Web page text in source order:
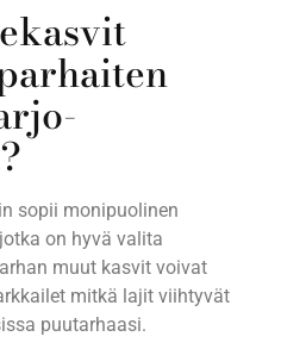
sopii monipuolinen
on hyvä valita
muut kasvit voivat
mitkä lajit viihtyvät
puutarhaasi.